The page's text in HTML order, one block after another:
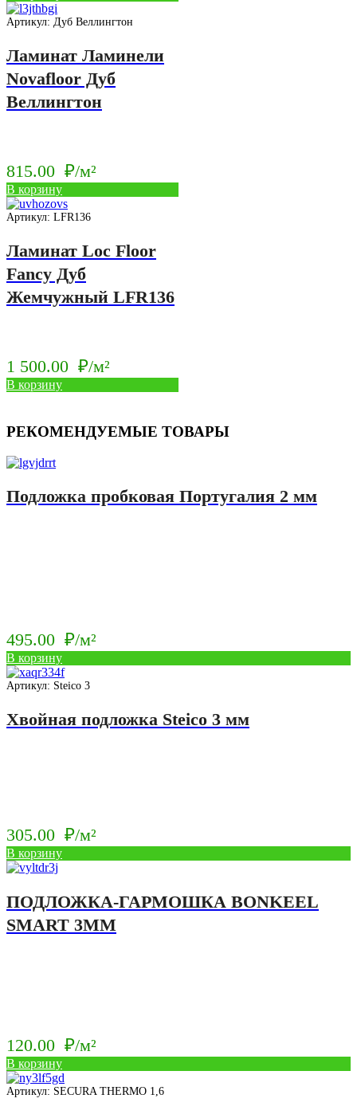
Артикул: Дуб Веллингтон
Ламинат Ламинели
Novafloor Дуб
Веллингтон
815.00 ₽/м²
В корзину
Артикул: LFR136
Ламинат Loc Floor
Fancy Дуб
Жемчужный LFR136
1 500.00 ₽/м²
В корзину
РЕКОМЕНДУЕМЫЕ ТОВАРЫ
Подложка пробковая Португалия 2 мм
495.00 ₽/м²
В корзину
Артикул: Steico 3
Хвойная подложка Steico 3 мм
305.00 ₽/м²
В корзину
ПОДЛОЖКА-ГАРМОШКА BONKEEL
SMART 3ММ
120.00 ₽/м²
В корзину
Артикул: SECURA THERMO 1,6